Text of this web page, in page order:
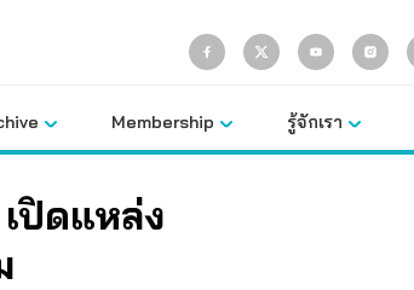
Membership รู้จักเรา
ปิดแหล่ง